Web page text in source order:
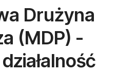
Drużyna
(MDP) -